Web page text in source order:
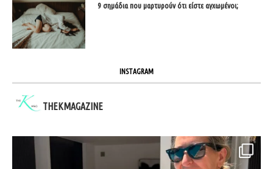
9 σημάδια που μαρτυρούν ότι είστε αγχωμένοι;
INSTAGRAM
THEKMAGAZINE